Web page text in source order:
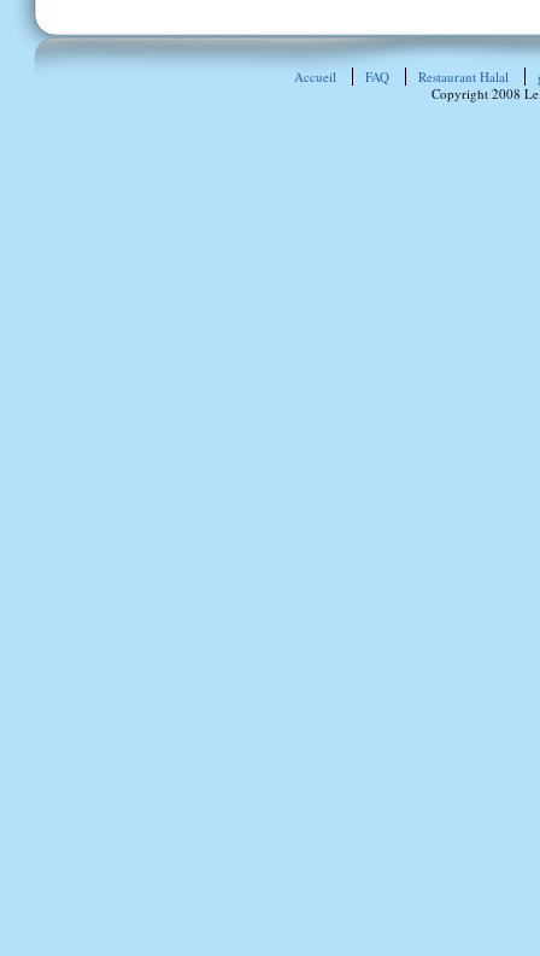
Accueil FAQ Restaurant Halal
Copyright 2008